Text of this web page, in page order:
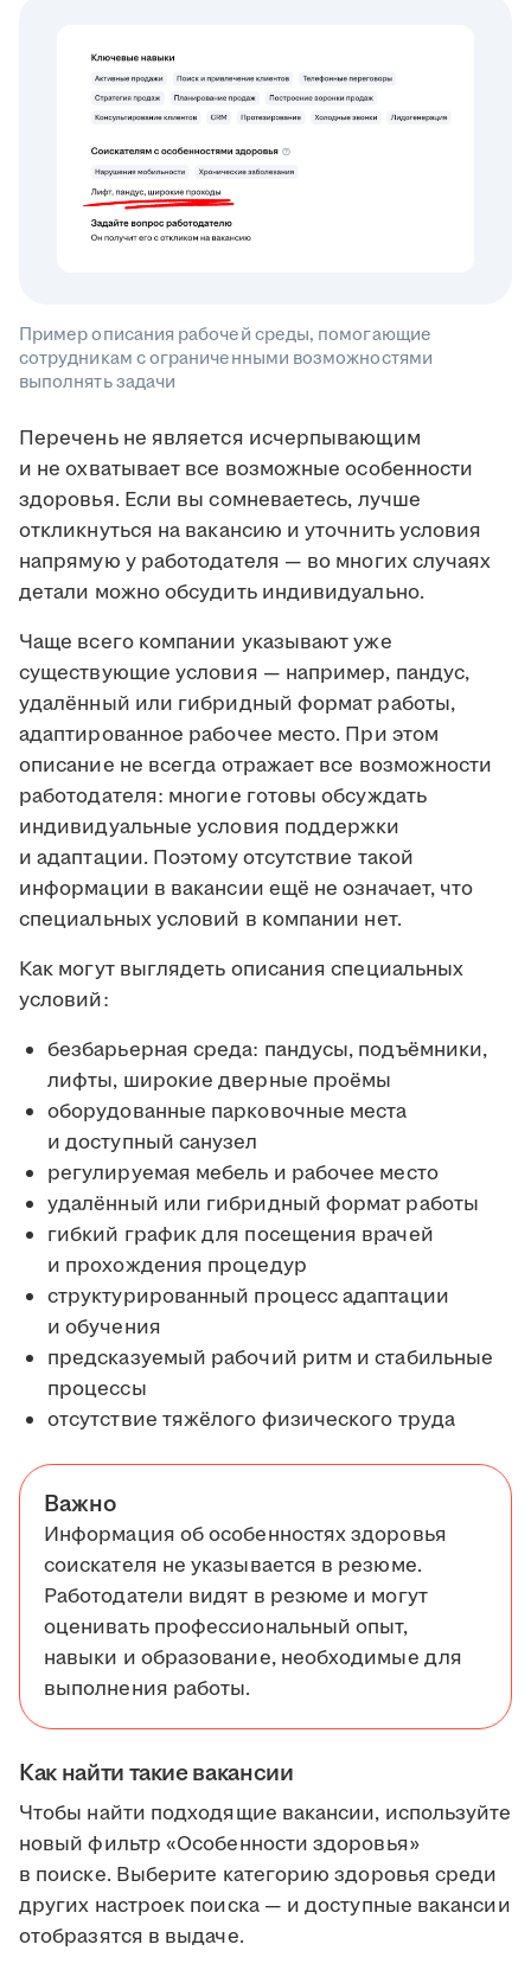
Пример описания рабочей среды, помогающие
сотрудникам с ограниченными возможностями
выполнять задачи
Перечень не является исчерпывающим
и не охватывает все возможные особенности
здоровья. Если вы сомневаетесь, лучше
откликнуться на вакансию и уточнить условия
напрямую у работодателя — во многих случаях
детали можно обсудить индивидуально.
Чаще всего компании указывают уже
существующие условия — например, пандус,
удалённый или гибридный формат работы,
адаптированное рабочее место. При этом
описание не всегда отражает все возможности
работодателя: многие готовы обсуждать
индивидуальные условия поддержки
и адаптации. Поэтому отсутствие такой
информации в вакансии ещё не означает, что
специальных условий в компании нет.
Как могут выглядеть описания специальных
условий:
безбарьерная среда: пандусы, подъёмники,
лифты, широкие дверные проёмы
оборудованные парковочные места
и доступный санузел
регулируемая мебель и рабочее место
удалённый или гибридный формат работы
гибкий график для посещения врачей
и прохождения процедур
структурированный процесс адаптации
и обучения
предсказуемый рабочий ритм и стабильные
процессы
отсутствие тяжёлого физического труда
Важно
Информация об особенностях здоровья
соискателя не указывается в резюме.
Работодатели видят в резюме и могут
оценивать профессиональный опыт,
навыки и образование, необходимые для
выполнения работы.
Как найти такие вакансии
Чтобы найти подходящие вакансии, используйте
новый фильтр «Особенности здоровья»
в поиске. Выберите категорию здоровья среди
других настроек поиска — и доступные вакансии
отобразятся в выдаче.